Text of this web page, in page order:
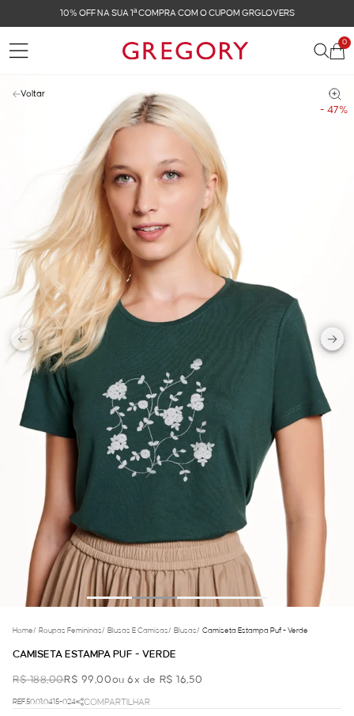
10% OFF NA SUA 1ª COMPRA COM O CUPOM GRGLOVERS
0
- 47%
Voltar
Home/ Roupas Femininas/ Blusas E Camisas/ Blusas/ Camiseta Estampa Puf - Verde
CAMISETA ESTAMPA PUF - VERDE
R$ 188,00R$ 99,00ou 6x de R$ 16,50
REF.50.01.0415-024
COMPARTILHAR